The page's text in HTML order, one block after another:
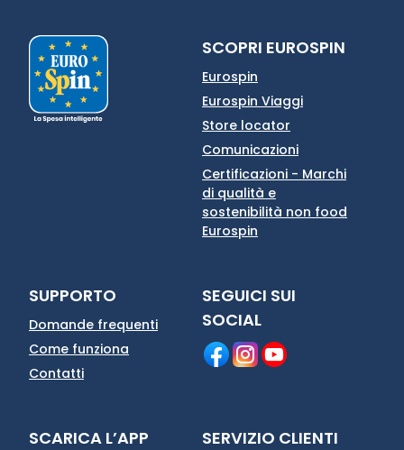
SCOPRI EUROSPIN
Eurospin
Eurospin Viaggi
Store locator
Comunicazioni
Certificazioni - Marchi
di qualità e
sostenibilità non food
Eurospin
SUPPORTO
Domande frequenti
Come funziona
Contatti
SEGUICI SUI
SOCIAL
SCARICA L’APP SERVIZIO CLIENTI